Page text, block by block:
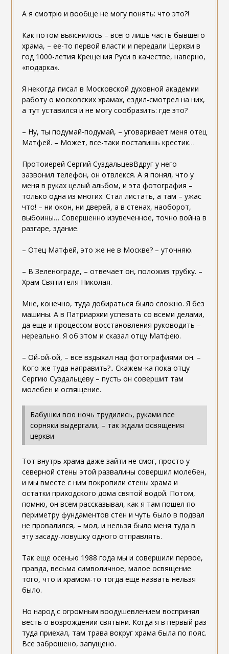
А я смотрю и вообще не могу понять: что это?!
Как потом выяснилось – всего лишь часть бывшего
храма, – ее-то первой власти и передали Церкви в
год 1000-летия Крещения Руси в качестве, наверно,
«подарка».
Я некогда писал в Московской духовной академии
работу о московских храмах, ездил-смотрел на них,
а тут уставился и не могу сообразить: где это?
– Ну, ты подумай-подумай, – уговаривает меня отец
Матфей. – Может, все-таки поставишь крестик…
Протоиерей Сергий СуздальцевВдруг у него
зазвонил телефон, он отвлекся. А я понял, что у
меня в руках целый альбом, и эта фотография –
только одна из многих. Стал листать, а там – ужас
что! – ни окон, ни дверей, а в стенах, наоборот,
выбоины… Совершенно изувеченное, точно война в
разгаре, здание.
– Отец Матфей, это же не в Москве? – уточняю.
– В Зеленограде, – отвечает он, положив трубку. –
Храм Святителя Николая.
Мне, конечно, туда добираться было сложно. Я без
машины. А в Патриархии успевать со всеми делами,
да еще и процессом восстановления руководить –
нереально. Я об этом и сказал отцу Матфею.
– Ой-ой-ой, – все вздыхал над фотографиями он. –
Кого же туда направить?.. Скажем-ка пока отцу
Сергию Суздальцеву – пусть он совершит там
молебен и освящение.
Бабушки всю ночь трудились, руками все
сорняки выдергали, – так ждали освящения
церкви
Тот внутрь храма даже зайти не смог, просто у
северной стены этой развалины совершил молебен,
и мы вместе с ним покропили стены храма и
остатки приходского дома святой водой. Потом,
помню, он всем рассказывал, как я там пошел по
периметру фундаментов стен и чуть было в подвал
не провалился, – мол, и нельзя было меня туда в
эту засаду-ловушку одного отправлять.
Так еще осенью 1988 года мы и совершили первое,
правда, весьма символичное, малое освящение
того, что и храмом-то тогда еще назвать нельзя
было.
Но народ с огромным воодушевлением воспринял
весть о возрождении святыни. Когда я в первый раз
туда приехал, там трава вокруг храма была по пояс.
Все заброшено, запущено.